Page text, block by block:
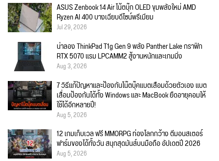
ASUS Zenbook 14 Air โน้ตบุ๊ก OLED ขุมพลังใหม่ AMD
Ryzen AI 400 บางเฉียบดีไซน์พรีเมียม
Jul 29, 2026
น่าลอง ThinkPad T1g Gen 9 พลัง Panther Lake กราฟิก
RTX 5070 แรม LPCAMM2 สู้งานหนักและเกมมิ่ง
Aug 3, 2026
7 วิธีแก้ปัญหาและป้องกันโน๊ตบุ๊คแบตเสื่อมด้วยตัวเอง แบต
เสื่อมป้องกันได้ทั้ง Windows และ MacBook ยืดอายุคอมให้
ใช้ได้อีกหลายปี!
Aug 5, 2026
12 เกมเก็บเวล ฟรี MMORPG ท่องโลกกว้าง ตีมอนสเตอร์
ฟาร์มของได้ทั้งวัน สนุกสุดมันส์บนมือถือ อัปเดตปี 2026
Aug 5, 2026